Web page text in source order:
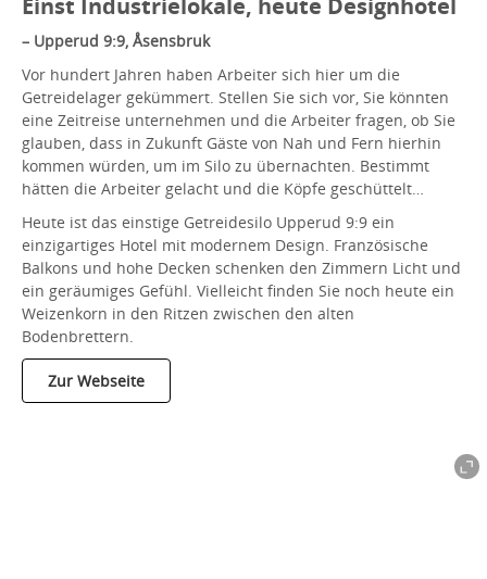
– Upperud 9:9, Åsensbruk
Vor hundert Jahren haben Arbeiter sich hier um die
Getreidelager gekümmert. Stellen Sie sich vor, Sie könnten
eine Zeitreise unternehmen und die Arbeiter fragen, ob Sie
glauben, dass in Zukunft Gäste von Nah und Fern hierhin
kommen würden, um im Silo zu übernachten. Bestimmt
hätten die Arbeiter gelacht und die Köpfe geschüttelt…
Heute ist das einstige Getreidesilo Upperud 9:9 ein
einzigartiges Hotel mit modernem Design. Französische
Balkons und hohe Decken schenken den Zimmern Licht und
ein geräumiges Gefühl. Vielleicht finden Sie noch heute ein
Weizenkorn in den Ritzen zwischen den alten
Bodenbrettern.
Zur Webseite